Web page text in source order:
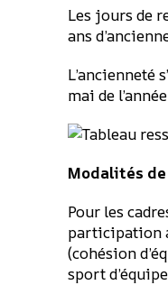
Les jours de
ans
L’ancienneté
mai de
Modalités
Pour les
participation
(cohésion
sport